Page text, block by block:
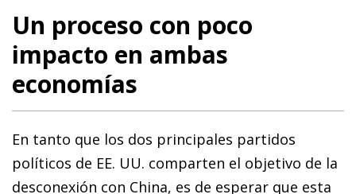
Un proceso con poco
impacto en ambas
economías
En tanto que los dos principales partidos
políticos de EE. UU. comparten el objetivo de la
desconexión con China, es de esperar que esta